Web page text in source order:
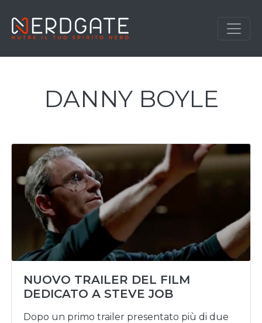
DANNY BOYLE
NUOVO TRAILER DEL FILM
DEDICATO A STEVE JOB
Dopo un primo trailer presentato più di due